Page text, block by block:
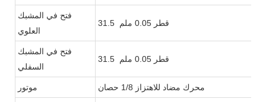
فتح في المشبك
العلوي
31.5 قطر 0.05 ملم
فتح في المشبك
السفلي
31.5 قطر 0.05 ملم
موتور محرك مضاد للاهتزاز 1/8 حصان